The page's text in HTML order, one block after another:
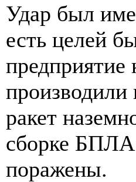
Удар был
есть целей
ракет
сборке БПЛА
поражены.